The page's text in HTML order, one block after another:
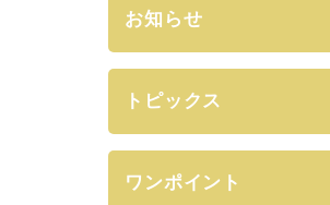
お知らせ
トピックス
ワンポイント